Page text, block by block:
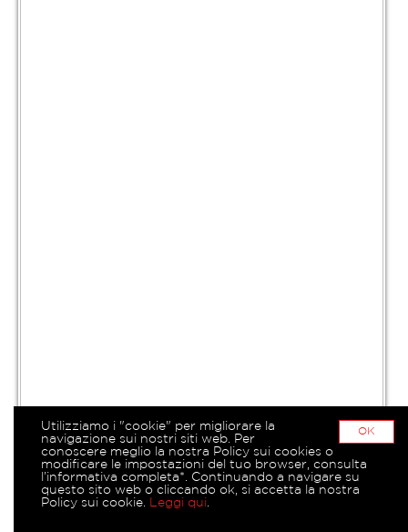
OK
Utilizziamo i "cookie" per migliorare la
navigazione sui nostri siti web. Per
conoscere meglio la nostra Policy sui cookies o
modificare le impostazioni del tuo browser, consulta
l’informativa completa*. Continuando a navigare su
questo sito web o cliccando ok, si accetta la nostra
Policy sui cookie.
Leggi qui